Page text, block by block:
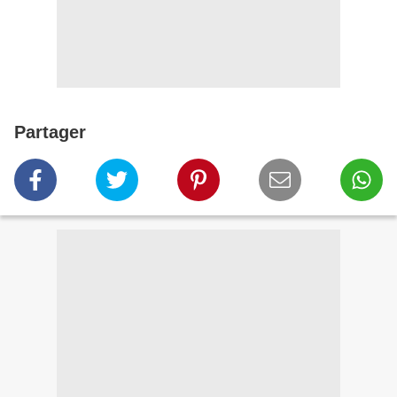
Partager